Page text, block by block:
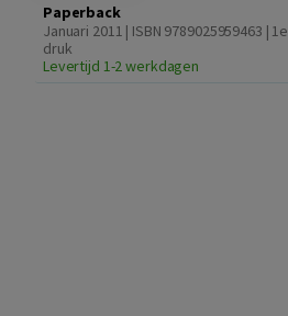
Paperback
Januari 2011 | ISBN 9789025959463 | 1e
druk
Levertijd 1-2 werkdagen